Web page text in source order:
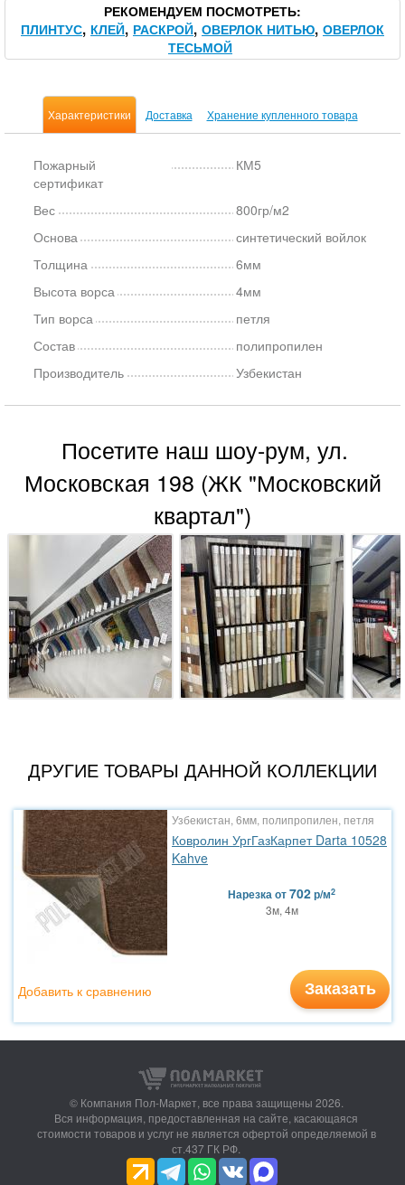
РЕКОМЕНДУЕМ ПОСМОТРЕТЬ
ПЛИНТУС КЛЕЙ РАСКРОЙ ОВЕРЛОК НИТЬЮ ОВЕРЛОК
ТЕСЬМОЙ
Характеристики Доставка Хранение купленного товара
Пожарный
сертификат
КМ5
Вес
800гр/м2
Основа
синтетический войлок
Толщина
6мм
Высота ворса
4мм
Тип ворса
петля
Состав
полипропилен
Производитель
Узбекистан
Посетите наш шоу-рум, ул.
Московская 198 (ЖК "Московский
квартал")
ДРУГИЕ ТОВАРЫ ДАННОЙ КОЛЛЕКЦИИ
Узбекистан, 6мм, полипропилен, петля
Ковролин УргГазКарпет Darta 10528
Kahve
Нарезкаот702р/м2
3м, 4м
Заказать
Добавить к сравнению
© Компания Пол-Маркет, все права защищены 2026.
Вся информация, предоставленная на сайте, касающаяся
стоимости товаров и услуг не является офертой определяемой в
ст.437 ГК РФ.